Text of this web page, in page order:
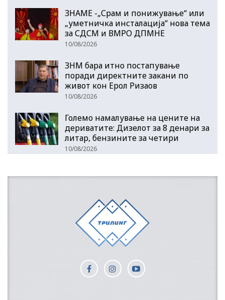
ЗНАМЕ -„Срам и понижување“ или
„уметничка инсталација“ нова тема
за СДСМ и ВМРО ДПМНЕ
10/08/2026
ЗНМ бара итно постапување
поради директните закани по
живот кон Ерол Ризаов
10/08/2026
Големо намалување на цените на
дериватите: Дизелот за 8 денари за
литар, бензините за четири
10/08/2026